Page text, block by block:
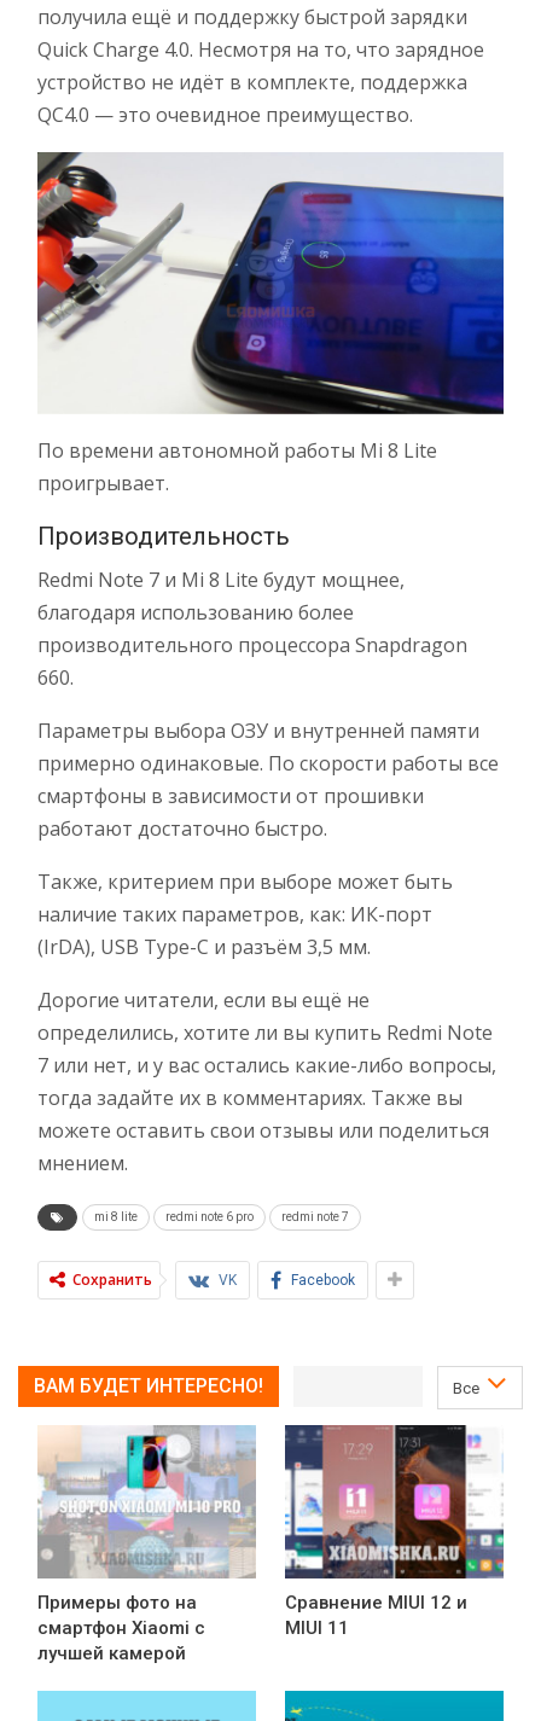
получила ещё и поддержку быстрой зарядки
Quick Charge 4.0. Несмотря на то, что зарядное
устройство не идёт в комплекте, поддержка
QC4.0 — это очевидное преимущество.
По времени автономной работы Mi 8 Lite
проигрывает.
Производительность
Redmi Note 7 и Mi 8 Lite будут мощнее,
благодаря использованию более
производительного процессора Snapdragon
660.
Параметры выбора ОЗУ и внутренней памяти
примерно одинаковые. По скорости работы все
смартфоны в зависимости от прошивки
работают достаточно быстро.
Также, критерием при выборе может быть
наличие таких параметров, как: ИК-порт
(IrDA), USB Type-C и разъём 3,5 мм.
Дорогие читатели, если вы ещё не
определились, хотите ли вы купить Redmi Note
7 или нет, и у вас остались какие-либо вопросы,
тогда задайте их в комментариях. Также вы
можете оставить свои отзывы или поделиться
мнением.
mi 8 lite redmi note 6 pro redmi note 7
Сохранить VK Facebook
Все
ВАМ БУДЕТ ИНТЕРЕСНО!
Примеры фото на
смартфон Xiaomi с
лучшей камерой
Сравнение MIUI 12 и
MIUI 11